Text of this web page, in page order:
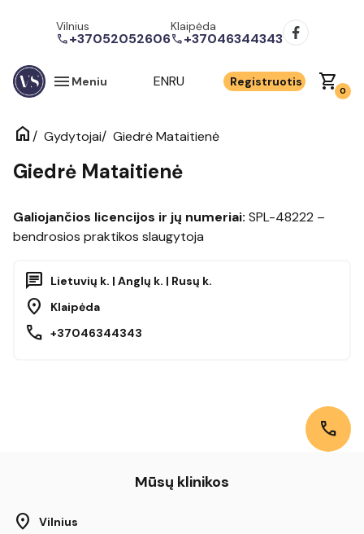
Vilnius
call+37052052606
Klaipėda
call+37046344343
menu Meniu ENRU Registruotis shopping_cart0
home/ Gydytojai/ Giedrė Mataitienė
Giedrė Mataitienė
Galiojančios licencijos ir jų numeriai: SPL-48222 –
bendrosios praktikos slaugytoja
chat Lietuvių k. | Anglų k. | Rusų k.
location_on Klaipėda
call +37046344343
call
Mūsų klinikos
location_on Vilnius